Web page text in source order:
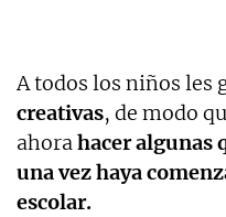
A todos los niños les
creativas, de modo
ahorahacer algunas
una vez haya
escolar.